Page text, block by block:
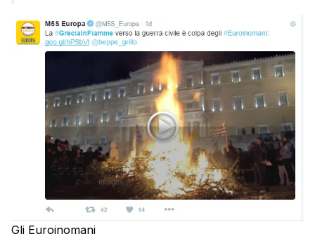
Gli Euroinomani